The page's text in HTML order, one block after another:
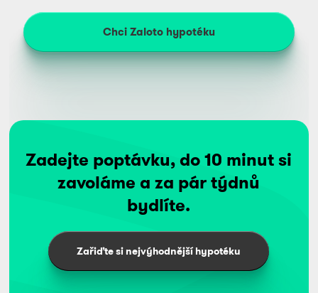
Chci Zaloto hypotéku
Zadejte poptávku, do 10 minut si
zavoláme a za pár týdnů
bydlíte.
Zařiďte si nejvýhodnější hypotéku